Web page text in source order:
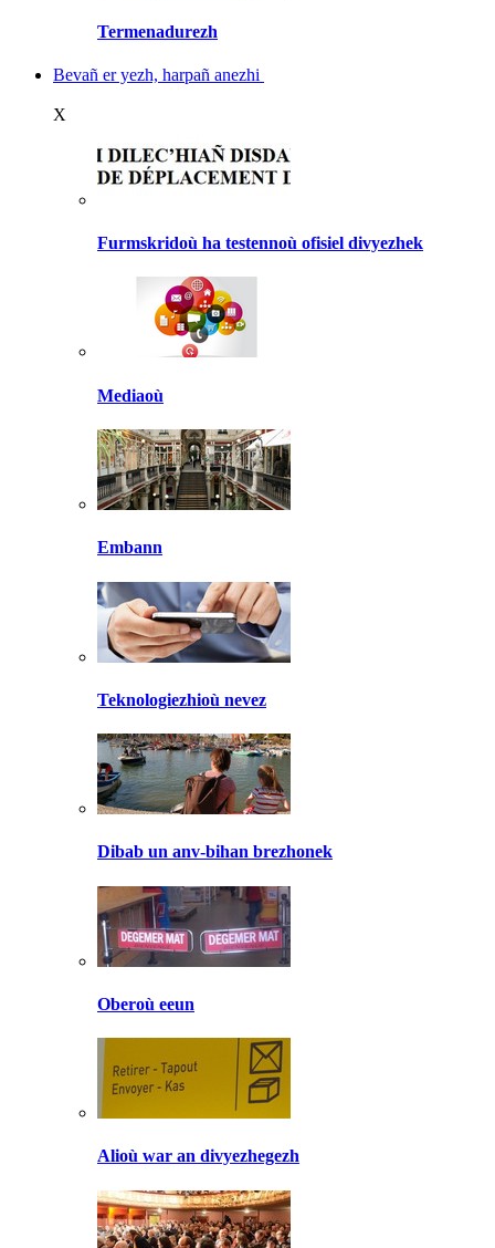
Termenadurezh
Bevañ er yezh, harpañ anezhi
X
Furmskridoù ha testennoù ofisiel divyezhek
Mediaoù
Embann
Teknologiezhioù nevez
Dibab un anv-bihan brezhonek
Oberoù eeun
Alioù war an divyezhegezh